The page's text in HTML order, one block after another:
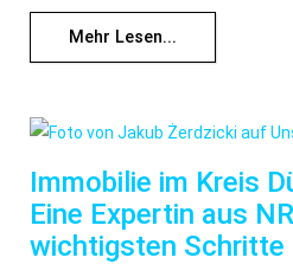
Mehr Lesen...
Immobilie im Kreis
Eine Expertin aus
wichtigsten Schritte